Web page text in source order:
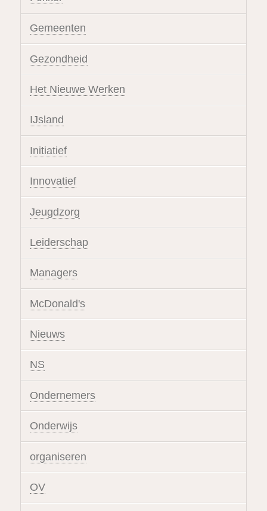
Gemeenten
Gezondheid
Het Nieuwe Werken
IJsland
Initiatief
Innovatief
Jeugdzorg
Leiderschap
Managers
McDonald's
Nieuws
NS
Ondernemers
Onderwijs
organiseren
OV